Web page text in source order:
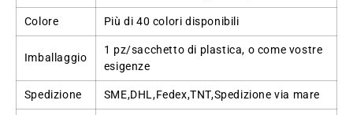
Colore Più di 40 colori disponibili
Imballaggio
1 pz/sacchetto di plastica, o come vostre
esigenze
Spedizione SME,DHL,Fedex,TNT,Spedizione via mare